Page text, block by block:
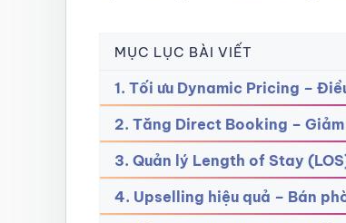
MỤC LỤC BÀI VIẾT
1. Tối ưu Dynamic Pricing –
2. Tăng Direct Booking –
3. Quản lý Length of Stay
4. Upselling hiệu quả – Bán